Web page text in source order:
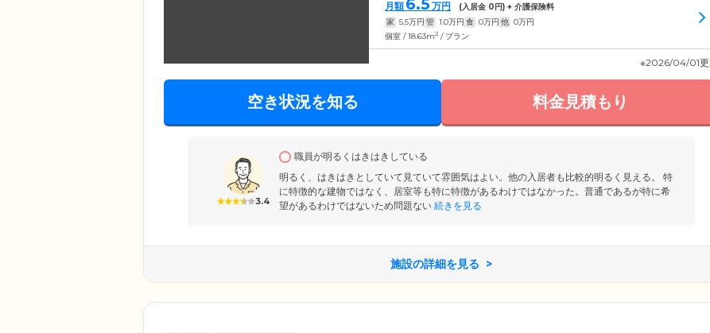
月額 6.5 万円 (入居金 0円) + 介護保険料
家 5.5万円 管 1.0万円 食 0万円 他 0万円
個室 / 18.63m2 / プラン
※2026/04/01
空き状況を知る 料金見積もり
3.4
職員が明るくはきはきしている
明るく、はきはきとしていて見ていて雰囲気はよい。他の入居者も比較的明るく見える。 特
に特徴的な建物ではなく、居室等も特に特徴があるわけではなかった。普通であるが特に希
望があるわけではないため問題ない 続きを見る
施設の詳細を見る